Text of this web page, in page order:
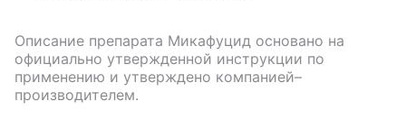
Описание препарата Микафуцид основано на
официально утвержденной инструкции по
применению и утверждено компанией–
производителем.